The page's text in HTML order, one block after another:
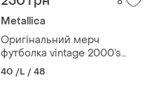
Metallica
Оригінальний мерч
футболка vintage 2000’s
metallica black washed t-
shirt
40 /L / 48